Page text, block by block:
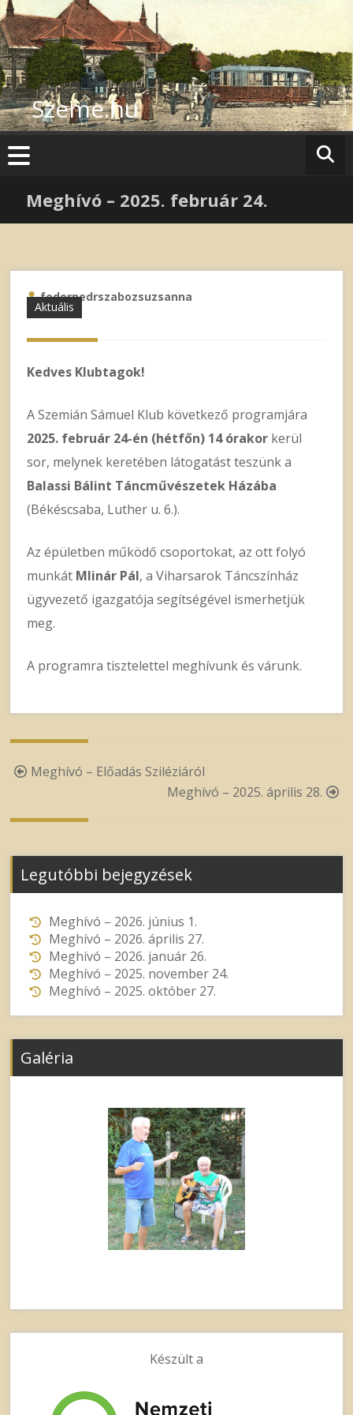
Skip
to
content
Szeme.hu
Meghívó – 2025. február 24.
Aktuális
fodornedrszabozsuzsanna
Kedves Klubtagok!
A Szemián Sámuel Klub következő programjára
2025. február 24-én (hétfőn) 14 órakor kerül
sor, melynek keretében látogatást teszünk a
Balassi Bálint Táncművészetek Házába
(Békéscsaba, Luther u. 6.).
Az épületben működő csoportokat, az ott folyó
munkát Mlinár Pál, a Viharsarok Táncszínház
ügyvezető igazgatója segítségével ismerhetjük
meg.
A programra tisztelettel meghívunk és várunk.
PostMeghívó – Előadás Sziléziáról
Meghívó – 2025. április 28.
Legutóbbi bejegyzések
Meghívó – 2026. június 1.
Meghívó – 2026. április 27.
Meghívó – 2026. január 26.
Meghívó – 2025. november 24.
Meghívó – 2025. október 27.
Galéria
Készült a